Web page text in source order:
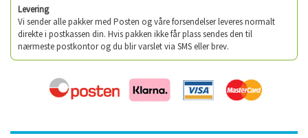
Levering
Vi sender alle pakker med Posten og våre forsendelser leveres normalt
direkte i postkassen din. Hvis pakken ikke får plass sendes den til
nærmeste postkontor og du blir varslet via SMS eller brev.